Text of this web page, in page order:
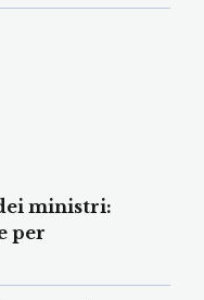
ministri:
per